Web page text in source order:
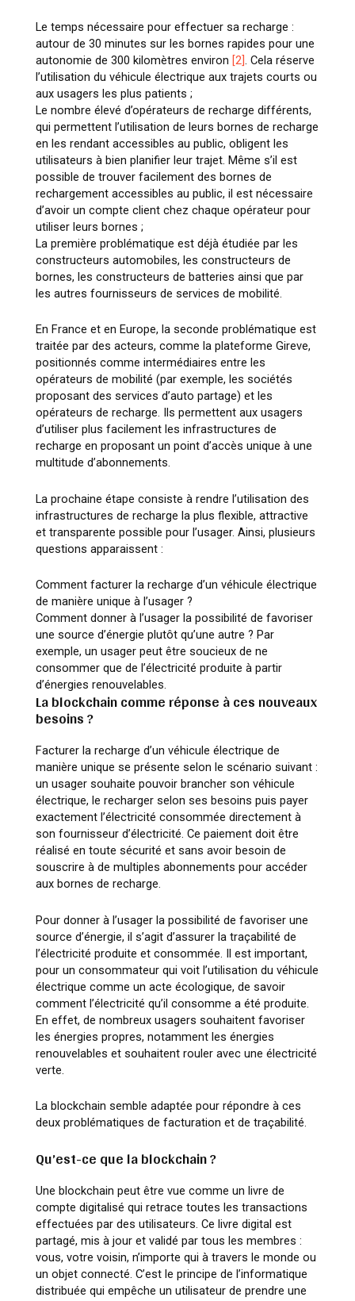
Le temps nécessaire pour effectuer sa recharge :
autour de 30 minutes sur les bornes rapides pour une
autonomie de 300 kilomètres environ [2]. Cela réserve
l’utilisation du véhicule électrique aux trajets courts ou
aux usagers les plus patients ;
Le nombre élevé d’opérateurs de recharge différents,
qui permettent l’utilisation de leurs bornes de recharge
en les rendant accessibles au public, obligent les
utilisateurs à bien planifier leur trajet. Même s’il est
possible de trouver facilement des bornes de
rechargement accessibles au public, il est nécessaire
d’avoir un compte client chez chaque opérateur pour
utiliser leurs bornes ;
La première problématique est déjà étudiée par les
constructeurs automobiles, les constructeurs de
bornes, les constructeurs de batteries ainsi que par
les autres fournisseurs de services de mobilité.
En France et en Europe, la seconde problématique est
traitée par des acteurs, comme la plateforme Gireve,
positionnés comme intermédiaires entre les
opérateurs de mobilité (par exemple, les sociétés
proposant des services d’auto partage) et les
opérateurs de recharge. Ils permettent aux usagers
d’utiliser plus facilement les infrastructures de
recharge en proposant un point d’accès unique à une
multitude d’abonnements.
La prochaine étape consiste à rendre l’utilisation des
infrastructures de recharge la plus flexible, attractive
et transparente possible pour l’usager. Ainsi, plusieurs
questions apparaissent :
Comment facturer la recharge d’un véhicule électrique
de manière unique à l’usager ?
Comment donner à l’usager la possibilité de favoriser
une source d’énergie plutôt qu’une autre ? Par
exemple, un usager peut être soucieux de ne
consommer que de l’électricité produite à partir
d’énergies renouvelables.
La blockchain comme réponse à ces nouveaux
besoins ?
Facturer la recharge d’un véhicule électrique de
manière unique se présente selon le scénario suivant :
un usager souhaite pouvoir brancher son véhicule
électrique, le recharger selon ses besoins puis payer
exactement l’électricité consommée directement à
son fournisseur d’électricité. Ce paiement doit être
réalisé en toute sécurité et sans avoir besoin de
souscrire à de multiples abonnements pour accéder
aux bornes de recharge.
Pour donner à l’usager la possibilité de favoriser une
source d’énergie, il s’agit d’assurer la traçabilité de
l’électricité produite et consommée. Il est important,
pour un consommateur qui voit l’utilisation du véhicule
électrique comme un acte écologique, de savoir
comment l’électricité qu’il consomme a été produite.
En effet, de nombreux usagers souhaitent favoriser
les énergies propres, notamment les énergies
renouvelables et souhaitent rouler avec une électricité
verte.
La blockchain semble adaptée pour répondre à ces
deux problématiques de facturation et de traçabilité.
Qu’est-ce que la blockchain ?
Une blockchain peut être vue comme un livre de
compte digitalisé qui retrace toutes les transactions
effectuées par des utilisateurs. Ce livre digital est
partagé, mis à jour et validé par tous les membres :
vous, votre voisin, n’importe qui à travers le monde ou
un objet connecté. C’est le principe de l’informatique
distribuée qui empêche un utilisateur de prendre une